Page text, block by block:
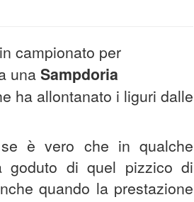
campionato per
unaSampdoria
ha allontanato i liguri dalle
è vero che in qualche
goduto di quel pizzico di
quando la prestazione